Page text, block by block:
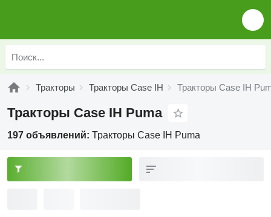
Тракторы Тракторы Case IH Тракторы Case IH
Тракторы Case IH Puma
197 объявлений: Тракторы Case IH Puma